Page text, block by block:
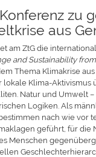
zu
aus
am ZtG die
and Sustainability
Thema Klimakrise
lokale Klima-
Natur und Umwelt
Logiken. Als
nach wie vor
geführt, für die
Menschen